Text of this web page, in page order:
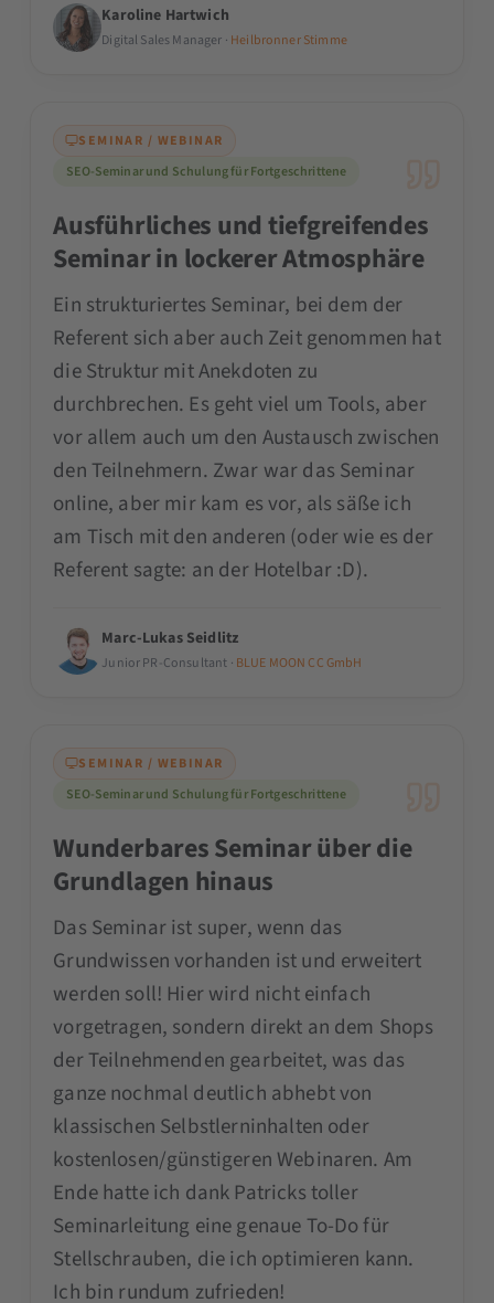
Karoline Hartwich
Digital Sales Manager · Heilbronner Stimme
SEMINAR / WEBINAR
SEO-Seminar und Schulung für Fortgeschrittene
Ausführliches und tiefgreifendes
Seminar in lockerer Atmosphäre
Ein strukturiertes Seminar, bei dem der
Referent sich aber auch Zeit genommen hat
die Struktur mit Anekdoten zu
durchbrechen. Es geht viel um Tools, aber
vor allem auch um den Austausch zwischen
den Teilnehmern. Zwar war das Seminar
online, aber mir kam es vor, als säße ich
am Tisch mit den anderen (oder wie es der
Referent sagte: an der Hotelbar :D).
Marc-Lukas Seidlitz
Junior PR-Consultant · BLUE MOON CC GmbH
SEMINAR / WEBINAR
SEO-Seminar und Schulung für Fortgeschrittene
Wunderbares Seminar über die
Grundlagen hinaus
Das Seminar ist super, wenn das
Grundwissen vorhanden ist und erweitert
werden soll! Hier wird nicht einfach
vorgetragen, sondern direkt an dem Shops
der Teilnehmenden gearbeitet, was das
ganze nochmal deutlich abhebt von
klassischen Selbstlerninhalten oder
kostenlosen/günstigeren Webinaren. Am
Ende hatte ich dank Patricks toller
Seminarleitung eine genaue To-Do für
Stellschrauben, die ich optimieren kann.
Ich bin rundum zufrieden!